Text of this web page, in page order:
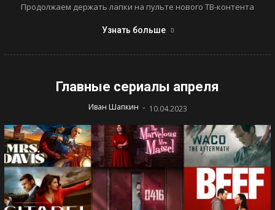
Продолжаем держать лапки на пульте нового ТВ-контента
Узнать больше
Главные сериалы апреля
Иван Шапкин - 10.04.2023